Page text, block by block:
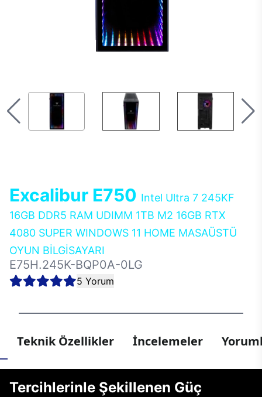
Excalibur E750 Intel Ultra 7 245KF
16GB DDR5 RAM UDIMM 1TB M2 16GB RTX
4080 SUPER WINDOWS 11 HOME MASAÜSTÜ
OYUN BİLGİSAYARI
E75H.245K-BQP0A-0LG
5 Yorum
Teknik Özellikler İncelemeler
Tercihlerinle Şekillenen Güç